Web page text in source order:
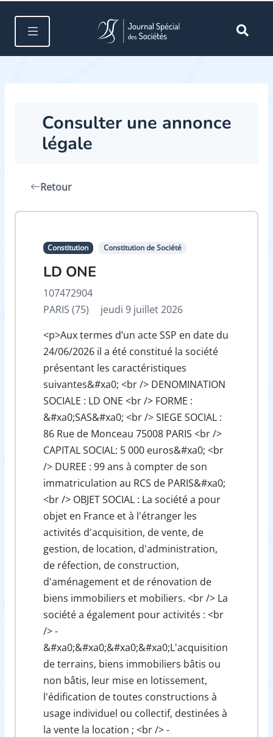
Consulter une annonce
légale
Retour
Constitution Constitution de Société
LD ONE
107472904
PARIS (75)
jeudi 9 juillet 2026
<p>Aux termes d’un acte SSP en date du
24/06/2026 il a été constitué la société
présentant les caractéristiques
suivantes&#xa0; <br /> DENOMINATION
SOCIALE : LD ONE <br /> FORME :
&#xa0;SAS&#xa0; <br /> SIEGE SOCIAL :
86 Rue de Monceau 75008 PARIS <br />
CAPITAL SOCIAL: 5 000 euros&#xa0; <br
/> DUREE : 99 ans à compter de son
immatriculation au RCS de PARIS&#xa0;
<br /> OBJET SOCIAL : La société a pour
objet en France et à l'étranger les
activités d'acquisition, de vente, de
gestion, de location, d'administration,
de réfection, de construction,
d'aménagement et de rénovation de
biens immobiliers et mobiliers. <br /> La
société a également pour activités : <br
/> -
&#xa0;&#xa0;&#xa0;&#xa0;L'acquisition
de terrains, biens immobiliers bâtis ou
non bâtis, leur mise en lotissement,
l'édification de toutes constructions à
usage individuel ou collectif, destinées à
la vente la location ; <br /> -